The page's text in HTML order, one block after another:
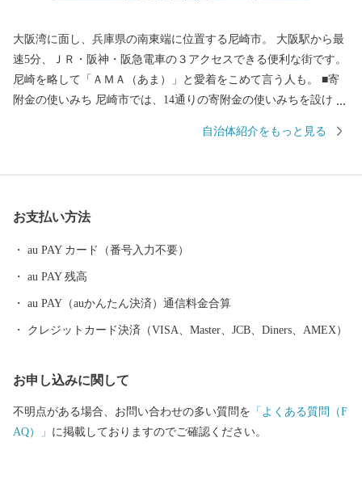
大阪湾に面し、兵庫県の南東端に位置する尼崎市。 大阪駅から最
速5分、ＪＲ・阪神・阪急電車の３アクセスできる便利な街です。
尼崎を略して「ＡＭＡ（あま）」と愛着をこめて言う人も。 ■寄
附金の使いみち 尼崎市では、14通りの寄附金の使いみちを設けて
犬・猫の殺処分ゼロを目指すなどの動物愛護に関する 基金などが
はその姿を見ることはできなくなりましたが、 当時の尼崎城西三
崎城が蘇りました。
自治体紹介をもっと見る
お支払い方法
au PAY カード（番号入力不要）
au PAY 残高
au PAY（auかんたん決済）通信料金合算
クレジットカード決済（VISA、Master、JCB、Diners、AMEX）
お申し込みに関して
不明点がある場合、お問い合わせの多い質問を 「よくある質問（F
AQ）」 に掲載しておりますのでご確認ください。